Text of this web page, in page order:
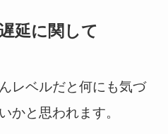
延に関して
レベルだと何にも気づ
かと思われます。